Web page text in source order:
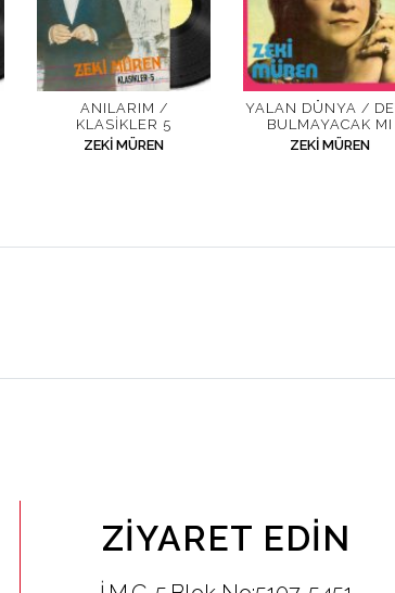
ANILARIM /
KLASIKLER 5
ZEKI MÜREN
YALAN DÜNYA /
BULMAYACAK MI
ZEKI MÜREN
ZIYARET EDIN